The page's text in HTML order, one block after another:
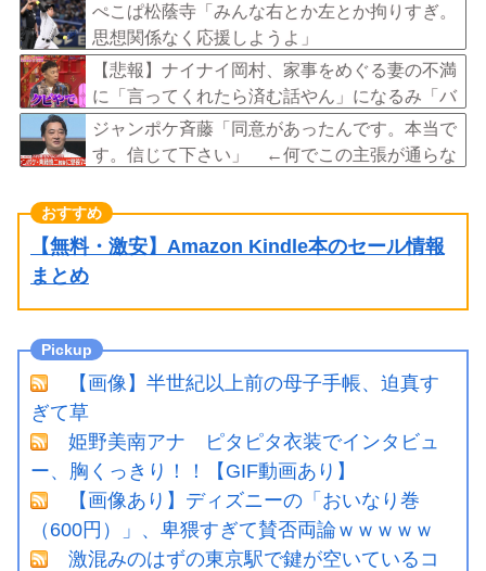
ぺこぱ松蔭寺「みんな右とか左とか拘りすぎ。
思想関係なく応援しようよ」
【悲報】ナイナイ岡村、家事をめぐる妻の不満
に「言ってくれたら済む話やん」になるみ「バ
イトやったらクビやで」説教受け黙り込む
ジャンポケ斉藤「同意があったんです。本当で
す。信じて下さい」 ←何でこの主張が通らな
【無料・激安】Amazon Kindle本のセール情報
まとめ
【画像】半世紀以上前の母子手帳、迫真す
ぎて草
姫野美南アナ ピタピタ衣装でインタビュ
ー、胸くっきり！！【GIF動画あり】
【画像あり】ディズニーの「おいなり巻
（600円）」、卑猥すぎて賛否両論ｗｗｗｗｗ
激混みのはずの東京駅で鍵が空いているコ